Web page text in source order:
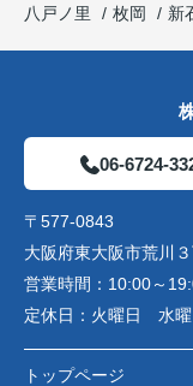
八戸ノ里
枚岡 新
06-6724-
〒577-0843
大阪府東大阪市荒川
営業時間： 10:00～
定休日： 火曜日 水曜
トップページ